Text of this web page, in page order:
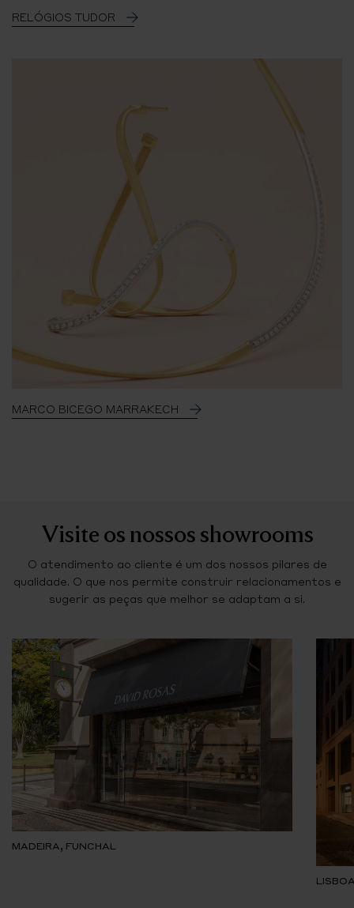
RELÓGIOS TUDOR
MARCO BICEGO MARRAKECH
Visite os nossos showrooms
O atendimento ao cliente é um dos nossos pilares de
qualidade. O que nos permite construir relacionamentos e
sugerir as peças que melhor se adaptam a si.
MADEIRA, FUNCHAL